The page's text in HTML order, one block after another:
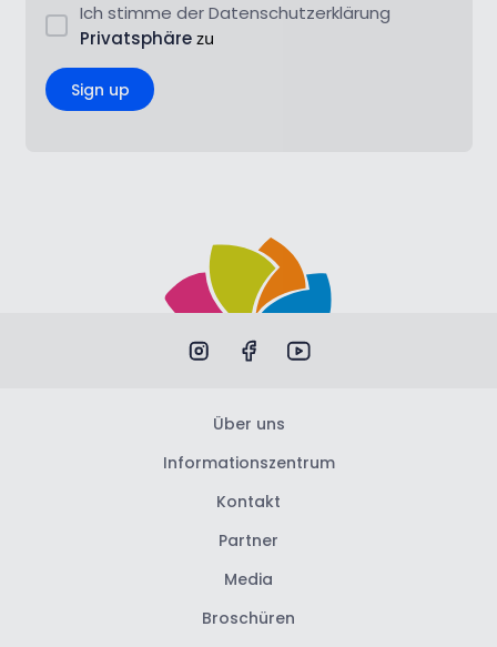
Ich stimme der Datenschutzerklärung
Privatsphäre zu
Sign up
Über uns
Informationszentrum
Kontakt
Partner
Media
Broschüren